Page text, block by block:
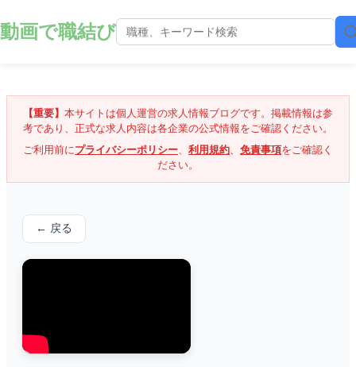
動画で職結び
【重要】 本サイトは個人運営の求人情報ブログです。掲載情報は参
考であり、正式な求人内容は各企業の公式情報をご確認ください。
ご利用前にプライバシーポリシー、 利用規約、 免責事項をご確認く
ださい。
← 戻る